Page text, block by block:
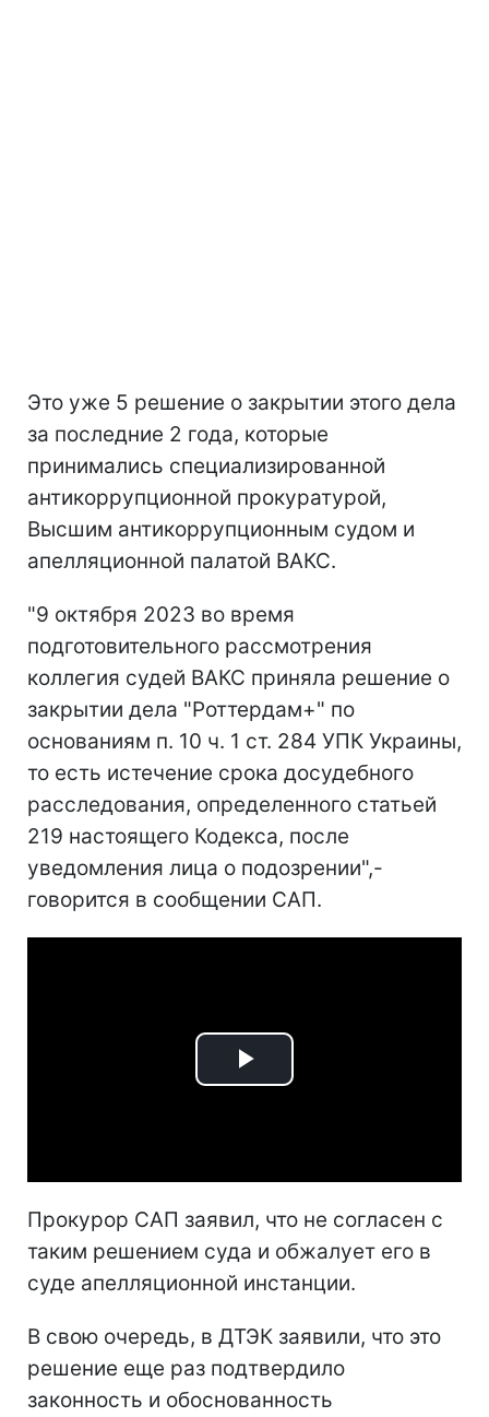
Это уже 5 решение о закрытии этого дела
за последние 2 года, которые
принимались специализированной
антикоррупционной прокуратурой,
Высшим антикоррупционным судом и
апелляционной палатой ВАКС.
"9 октября 2023 во время
подготовительного рассмотрения
коллегия судей ВАКС приняла решение о
закрытии дела "Роттердам+" по
основаниям п. 10 ч. 1 ст. 284 УПК Украины,
то есть истечение срока досудебного
расследования, определенного статьей
219 настоящего Кодекса, после
уведомления лица о подозрении",-
говорится в сообщении САП.
Play
Прокурор САП заявил, что не согласен с
таким решением суда и обжалует его в
суде апелляционной инстанции.
В свою очередь, в ДТЭК заявили, что это
решение еще раз подтвердило
законность и обоснованность